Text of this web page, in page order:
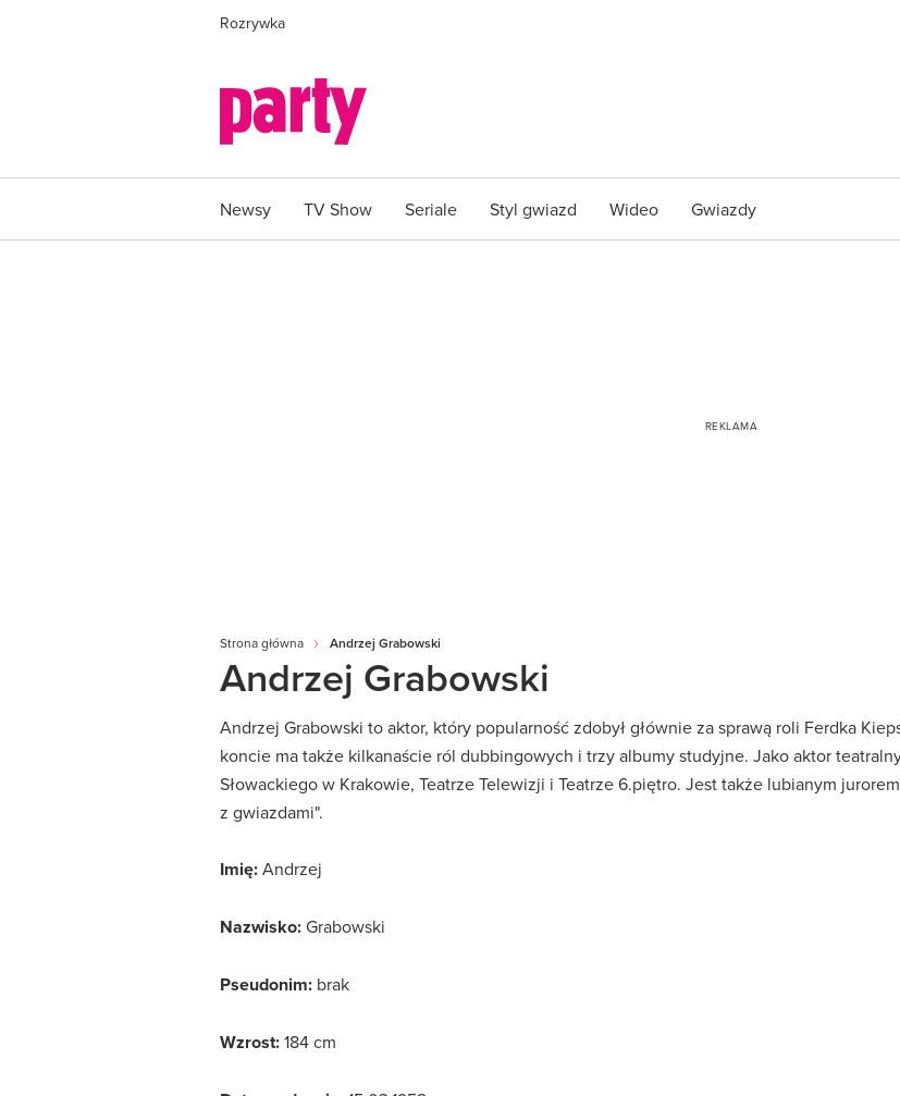
Rozrywka
Newsy TV Show Seriale Styl gwiazd Wideo Gwiazdy
Strona główna Andrzej Grabowski
Andrzej Grabowski
Andrzej Grabowski to aktor, który popularność zdobył głównie za sprawą roli Ferdka
koncie ma także kilkanaście ról dubbingowych i trzy albumy studyjne. Jako aktor
Słowackiego w Krakowie, Teatrze Telewizji i Teatrze 6.piętro. Jest także lubianym
z gwiazdami".
Imię:Andrzej
Nazwisko:Grabowski
Pseudonim: brak
Wzrost:184 cm